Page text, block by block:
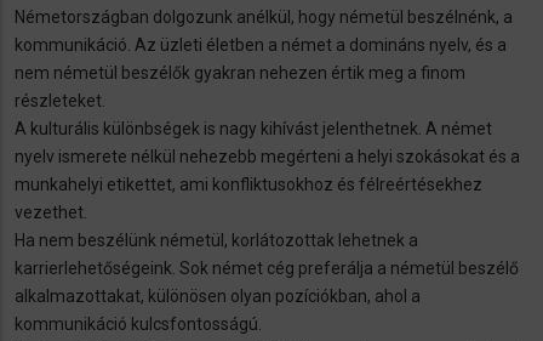
Németországban dolgozunk anélkül, hogy németül beszélnénk, a
kommunikáció. Az üzleti életben a német a domináns nyelv, és a
nem németül beszélők gyakran nehezen értik meg a finom
részleteket.
A kulturális különbségek is nagy kihívást jelenthetnek. A német
nyelv ismerete nélkül nehezebb megérteni a helyi szokásokat és a
munkahelyi etikettet, ami konfliktusokhoz és félreértésekhez
vezethet.
Ha nem beszélünk németül, korlátozottak lehetnek a
karrierlehetőségeink. Sok német cég preferálja a németül beszélő
alkalmazottakat, különösen olyan pozíciókban, ahol a
kommunikáció kulcsfontosságú.